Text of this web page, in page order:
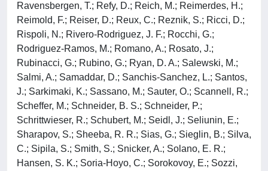
Ravensbergen, T.; Refy, D.; Reich, M.; Reimerdes, H.;
Reimold, F.; Reiser, D.; Reux, C.; Reznik, S.; Ricci, D.;
Rispoli, N.; Rivero-Rodriguez, J. F.; Rocchi, G.;
Rodriguez-Ramos, M.; Romano, A.; Rosato, J.;
Rubinacci, G.; Rubino, G.; Ryan, D. A.; Salewski, M.;
Salmi, A.; Samaddar, D.; Sanchis-Sanchez, L.; Santos,
J.; Sarkimaki, K.; Sassano, M.; Sauter, O.; Scannell, R.;
Scheffer, M.; Schneider, B. S.; Schneider, P.;
Schrittwieser, R.; Schubert, M.; Seidl, J.; Seliunin, E.;
Sharapov, S.; Sheeba, R. R.; Sias, G.; Sieglin, B.; Silva,
C.; Sipila, S.; Smith, S.; Snicker, A.; Solano, E. R.;
Hansen, S. K.; Soria-Hoyo, C.; Sorokovoy, E.; Sozzi,